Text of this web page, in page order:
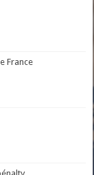
France